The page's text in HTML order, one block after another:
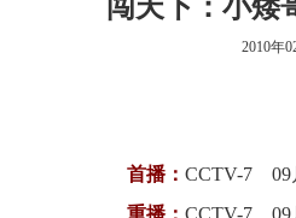
闯天下：小矮
2010年
首播： CCTV-7 09
重播： CCTV-7 09